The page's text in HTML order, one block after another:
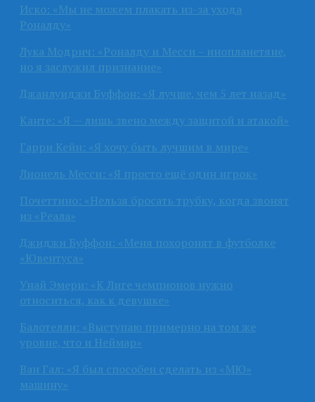
Иско: «Мы не можем плакать из-за ухода
Роналду»
Лука Модрич: «Роналду и Месси – инопланетяне,
но я заслужил признание»
Джанлуиджи Буффон: «Я лучше, чем 5 лет назад»
Канте: «Я — лишь звено между защитой и атакой»
Гарри Кейн: «Я хочу быть лучшим в мире»
Лионель Месси: «Я просто ещё один игрок»
Почеттино: «Нельзя бросать трубку, когда звонят
из «Реала»
Джиджи Буффон: «Меня похоронят в футболке
«Ювентуса»
Унай Эмери: «К Лиге чемпионов нужно
относиться, как к девушке»
Балотелли: «Выступаю примерно на том же
уровне, что и Неймар»
Ван Гал: «Я был способен сделать из «МЮ»
машину»